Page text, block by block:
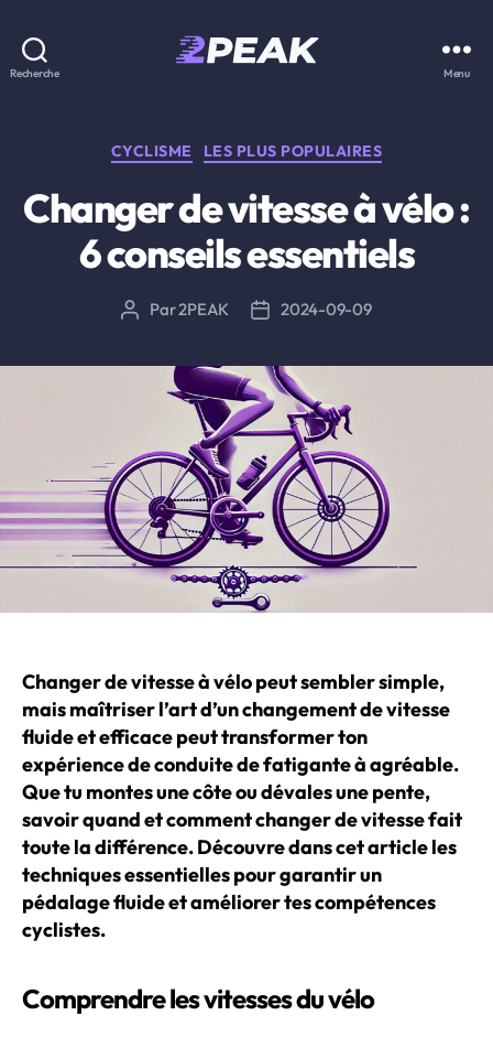
Recherche Menu
Catégories
CYCLISME LES PLUS POPULAIRES
Changer de vitesse à vélo :
6 conseils essentiels
Auteur
Par2PEAK
Date2024-09-09
Changer de vitesse à vélo peut sembler simple,
mais maîtriser l’art d’un changement de vitesse
fluide et efficace peut transformer ton
expérience de conduite de fatigante à agréable.
Que tu montes une côte ou dévales une pente,
savoir quand et comment changer de vitesse fait
toute la différence. Découvre dans cet article les
techniques essentielles pour garantir un
pédalage fluide et améliorer tes compétences
cyclistes.
Comprendre les vitesses du vélo